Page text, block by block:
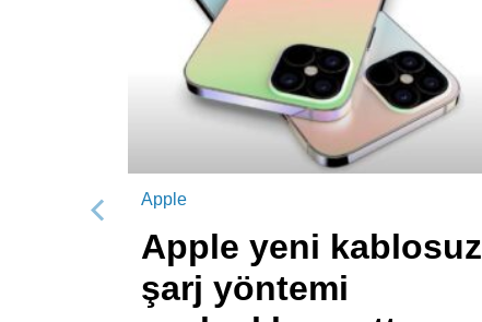
Apple
Apple yeni kablosuz
şarj yöntemi
Önceki